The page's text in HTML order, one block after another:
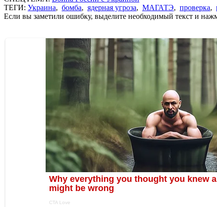
ТЕГИ: Украина, бомба, ядерная угроза, МАГАТЭ, проверка,
Если вы заметили ошибку, выделите необходимый текст и